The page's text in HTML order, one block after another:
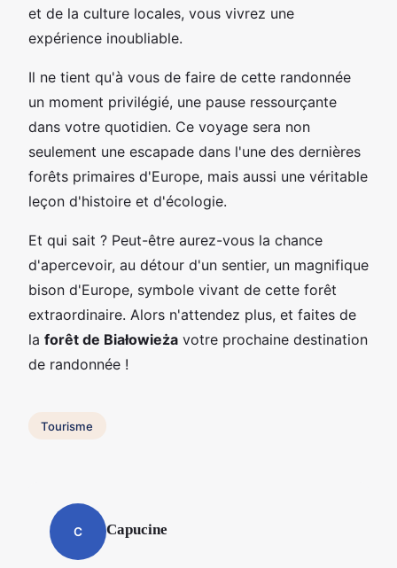
et de la culture locales, vous vivrez une
expérience inoubliable.
Il ne tient qu'à vous de faire de cette randonnée
un moment privilégié, une pause ressourçante
dans votre quotidien. Ce voyage sera non
seulement une escapade dans l'une des dernières
forêts primaires d'Europe, mais aussi une véritable
leçon d'histoire et d'écologie.
Et qui sait ? Peut-être aurez-vous la chance
d'apercevoir, au détour d'un sentier, un magnifique
bison d'Europe, symbole vivant de cette forêt
extraordinaire. Alors n'attendez plus, et faites de
la forêt de Białowieża votre prochaine destination
de randonnée !
Tourisme
C Capucine